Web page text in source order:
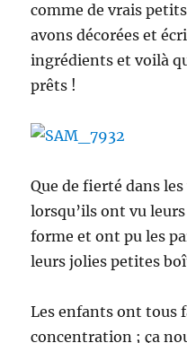
comme de vrais
avons décorées et
ingrédients et voilà
prêts !
Que de fierté dans
lorsqu’ils ont vu
forme et ont pu les
leurs jolies petites
Les enfants ont tous
concentration ; ça